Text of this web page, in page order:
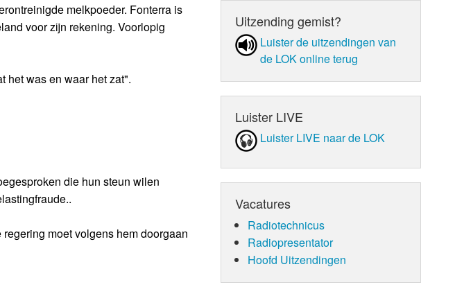
melkpoeder. Fonterra is
voor zijn rekening. Voorlopig
het was en waar het zat".
die hun steun wilen
moet volgens hem doorgaan
Uitzending gemist?
Luister de uit­zen­din­gen van
de LOK online terug
Luister LIVE
Luister LIVE naar de LOK
Vacatures
Radiotechnicus
Radiopresentator
Hoofd Uitzendingen